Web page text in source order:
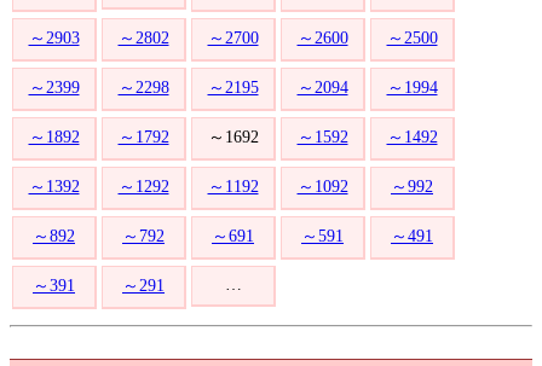
～2903 ～2802 ～2700 ～2600 ～2500
～2399 ～2298 ～2195 ～2094 ～1994
～1892 ～1792 ～1692 ～1592 ～1492
～1392 ～1292 ～1192 ～1092 ～992
～892 ～792 ～691 ～591 ～491
～391 ～291 …